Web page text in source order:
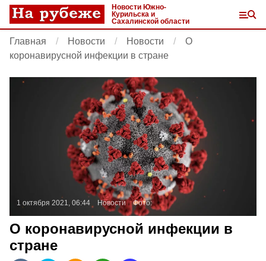
Новости Южно-
Курильска и
Сахалинской области
Главная Новости Новости
О
коронавирусной инфекции в стране
1 октября 2021, 06:44 Новости Фото:
О коронавирусной инфекции в
стране